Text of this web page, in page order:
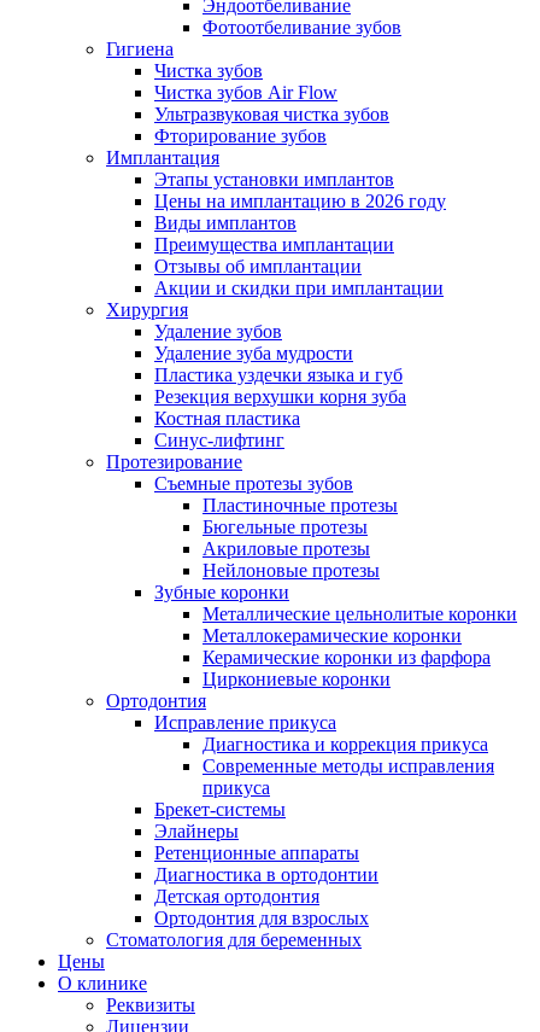
Эндоотбеливание
Фотоотбеливание зубов
Гигиена
Чистка зубов
Чистка зубов Air Flow
Ультразвуковая чистка зубов
Фторирование зубов
Имплантация
Этапы установки имплантов
Цены на имплантацию в 2026 году
Виды имплантов
Преимущества имплантации
Отзывы об имплантации
Акции и скидки при имплантации
Хирургия
Удаление зубов
Удаление зуба мудрости
Пластика уздечки языка и губ
Резекция верхушки корня зуба
Костная пластика
Синус-лифтинг
Протезирование
Съемные протезы зубов
Пластиночные протезы
Бюгельные протезы
Акриловые протезы
Нейлоновые протезы
Зубные коронки
Металлические цельнолитые коронки
Металлокерамические коронки
Керамические коронки из фарфора
Циркониевые коронки
Ортодонтия
Исправление прикуса
Диагностика и коррекция прикуса
Современные методы исправления
прикуса
Брекет-системы
Элайнеры
Ретенционные аппараты
Диагностика в ортодонтии
Детская ортодонтия
Ортодонтия для взрослых
Стоматология для беременных
Цены
О клинике
Реквизиты
Лицензии